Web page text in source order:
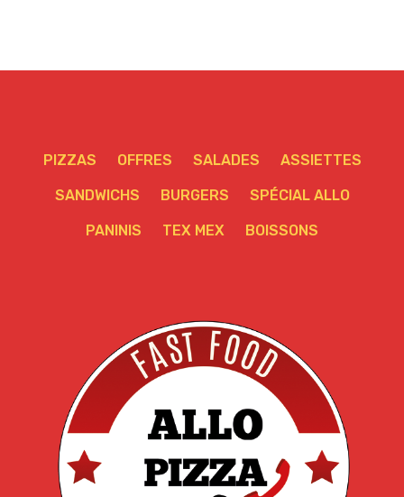
PIZZAS OFFRES SALADES ASSIETTES
SANDWICHS BURGERS SPÉCIAL ALLO
PANINIS TEX MEX BOISSONS